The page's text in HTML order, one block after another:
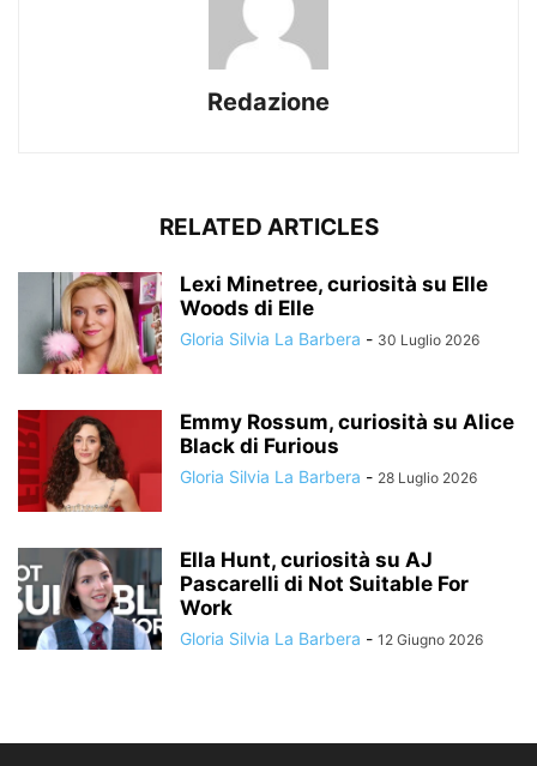
Redazione
RELATED ARTICLES
Lexi Minetree, curiosità su Elle
Woods di Elle
Gloria Silvia La Barbera - 30 Luglio 2026
Emmy Rossum, curiosità su Alice
Black di Furious
Gloria Silvia La Barbera - 28 Luglio 2026
Ella Hunt, curiosità su AJ
Pascarelli di Not Suitable For
Work
Gloria Silvia La Barbera - 12 Giugno 2026